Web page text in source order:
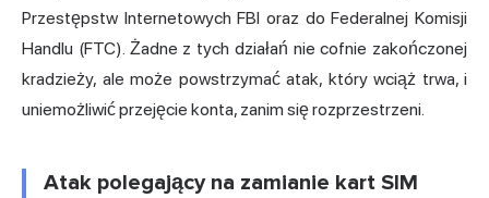
Przestępstw Internetowych FBI oraz do Federalnej Komisji
Handlu (FTC). Żadne z tych działań nie cofnie zakończonej
kradzieży, ale może powstrzymać atak, który wciąż trwa, i
uniemożliwić przejęcie konta, zanim się rozprzestrzeni.
Atak polegający na zamianie kart SIM